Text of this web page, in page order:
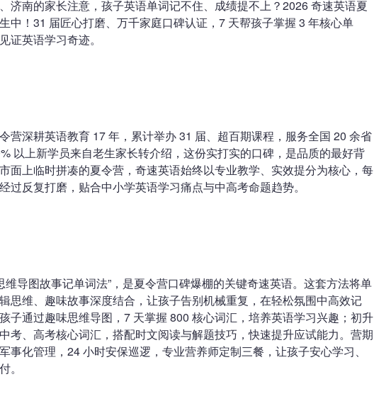
济南的家长注意，孩子英语单词记不住、成绩提不上？2026 奇速英语夏
中！31 届匠心打磨、万千家庭口碑认证，7 天帮孩子掌握 3 年核心单
证英语学习奇迹。
营深耕英语教育 17 年，累计举办 31 届、超百期课程，服务全国 20 余省
以上新学员来自老生家长转介绍，这份实打实的口碑，是品质的最好背
面上临时拼凑的夏令营，奇速英语始终以专业教学、实效提分为核心，每
过反复打磨，贴合中小学英语学习痛点与中高考命题趋势。
维导图故事记单词法”，是夏令营口碑爆棚的关键奇速英语。这套方法将单
思维、趣味故事深度结合，让孩子告别机械重复，在轻松氛围中高效记
子通过趣味思维导图，7 天掌握 800 核心词汇，培养英语学习兴趣；初升
考、高考核心词汇，搭配时文阅读与解题技巧，快速提升应试能力。营期
事化管理，24 小时安保巡逻，专业营养师定制三餐，让孩子安心学习、
。